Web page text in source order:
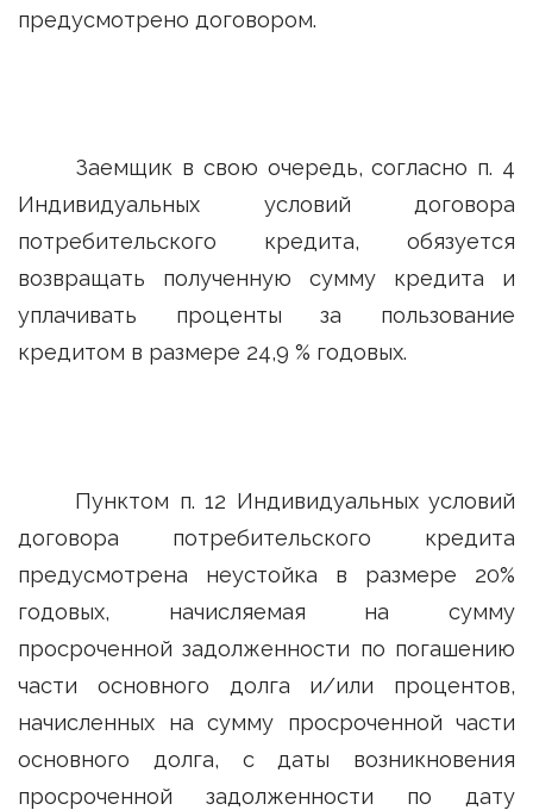
предусмотрено договором.
Заемщик в свою очередь, согласно п. 4
Индивидуальных условий договора
потребительского кредита, обязуется
возвращать полученную сумму кредита и
уплачивать проценты за пользование
кредитом в размере 24,9 % годовых.
Пунктом п. 12 Индивидуальных условий
договора потребительского кредита
предусмотрена неустойка в размере 20%
годовых, начисляемая на сумму
просроченной задолженности по погашению
части основного долга и/или процентов,
начисленных на сумму просроченной части
основного долга, с даты возникновения
просроченной задолженности по дату